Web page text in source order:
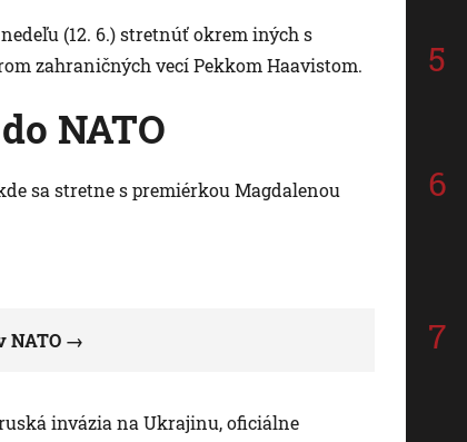
(12. 6.) stretnúť okrem iných s
zahraničných vecí Pekkom Haavistom.
NATO
sa stretne s premiérkou Magdalenou
NATO
invázia na Ukrajinu, oficiálne